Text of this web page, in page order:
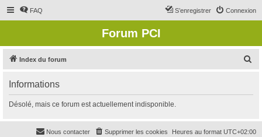
FAQ Connexion
S’enregistrer
Forum PCI
Index du forum
r
Informations
Désolé, mais ce forum est actuellement indisponible.
Heures au format UTC+02:00
Supprimer les cookies
Nous contacter